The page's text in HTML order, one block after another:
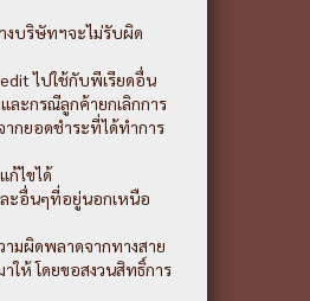
งบริษัทฯจะไม่รับผิด
ไปใช้กับพีเรียดอื่น
ละกรณีลูกค้ายกเลิกการ
ากยอดชำระที่ได้ทำการ
ก้ไขได้
ะอื่นๆที่อยู่นอกเหนือ
ามผิดพลาดจากทางสาย
ให้ โดยขอสงวนสิทธิ์การ